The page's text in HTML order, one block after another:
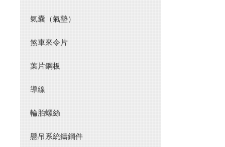
氣囊（氣墊）
煞車來令片
葉片鋼板
導線
輪胎螺絲
懸吊系統鑄鋼件